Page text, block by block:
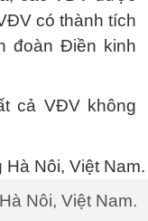
có thành tích
đoàn Điền kinh
cả VĐV không
Nôi, Việt Nam.